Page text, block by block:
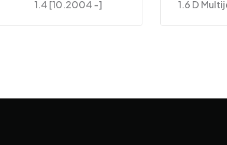
1.4 [10.2004 -]
1.6 D